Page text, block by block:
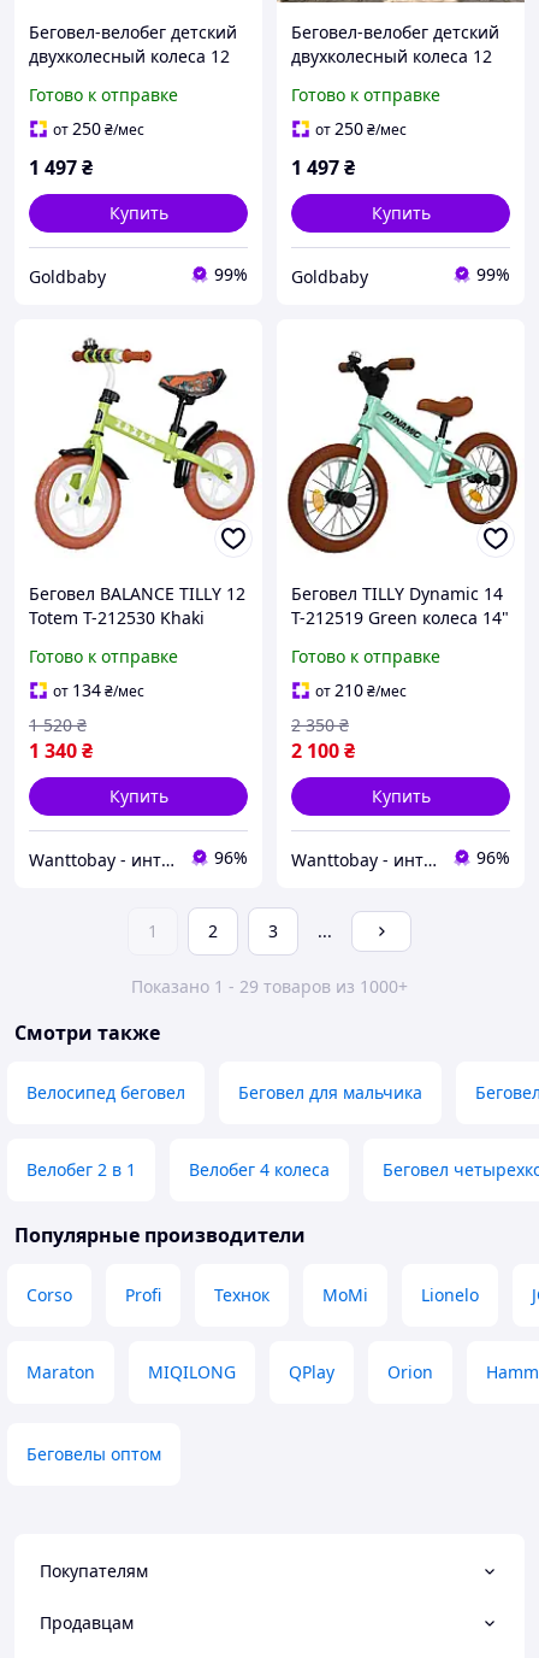
Беговел-велобег детский
двухколесный колеса 12
бело-розовый Balance
Tilly Vector (T-21256/1
Готово к отправке
от250₴/мес
1 497₴
Купить
Goldbaby 99%
Беговел-велобег детский
двухколесный колеса 12
желтый Balance Tilly
Vector (T-21256/1 Yellow)
Готово к отправке
от250₴/мес
1 497₴
Купить
Goldbaby 99%
Беговел BALANCE TILLY 12
Totem T-212530 Khaki
рама
Готово к отправке
от 134₴/мес
1 340₴
1 520 ₴
Купить
Wanttobay - интернет магазин детских игрушек 96%
Беговел TILLY Dynamic 14
T-212519 Green колеса 14"
Готово к отправке
от210₴/мес
2 100₴
2 350 ₴
Купить
Wanttobay - интернет магазин детских игрушек 96%
1 2 3 ...
Показано 1 - 29 товаров из 1000+
Смотри также
Велосипед беговел Беговел для мальчика
Велобег 2 в 1 Велобег 4 колеса Беговел
Популярные производители
Corso Profi Технок MoMi Lionelo
Maraton MIQILONG QPlay Orion
Беговелы оптом
Покупателям
Продавцам